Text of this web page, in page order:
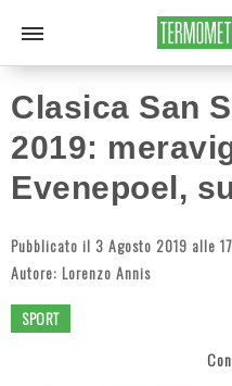
Clasica San
2019:
Evenepoel,
Pubblicato il 3 Agosto 2019 alle
Autore: Lorenzo Annis
SPORT